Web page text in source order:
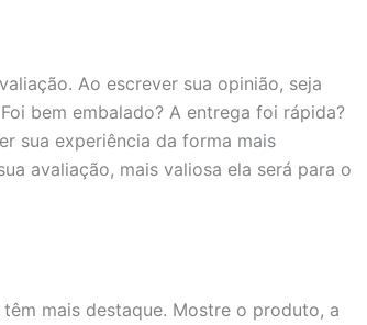
Ao escrever sua opinião, seja
bem embalado? A entrega foi rápida?
sua experiência da forma mais
avaliação, mais valiosa ela será para o
mais destaque. Mostre o produto, a